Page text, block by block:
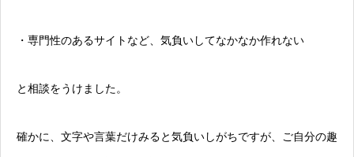
・専門性のあるサイトなど、気負いしてなかなか作れない
と相談をうけました。
確かに、文字や言葉だけみると気負いしがちですが、ご自分の趣